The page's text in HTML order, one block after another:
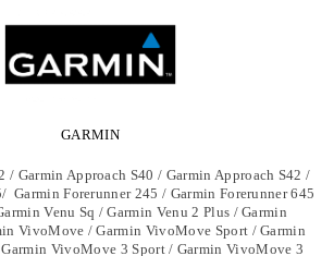
GARMIN
/ Garmin Approach S40 / Garmin Approach S42 /
Garmin Forerunner 245 / Garmin Forerunner 645
Venu Sq / Garmin Venu 2 Plus / Garmin
VivoMove / Garmin VivoMove Sport / Garmin
VivoMove 3 Sport / Garmin VivoMove 3